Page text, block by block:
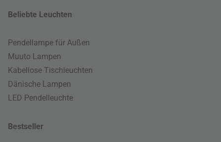
Beliebte Leuchten
Pendellampe für Außen
Muuto Lampen
Kabellose Tischleuchten
Dänische Lampen
LED Pendelleuchte
Bestseller